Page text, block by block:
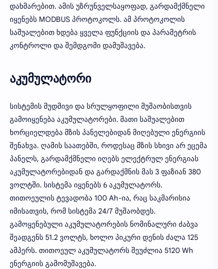
დახმარებით. ამის უზრუნველსაყოფად, გარდამქმნელი
იყენებს MODBUS პროტოკოლს. ამ პროტოკოლის
საშუალებით ხდება ყველა ფუნქციის და პარამეტრის
კონტროლი და შემდგომი დამუშავება.
აკუმულატორი
სისტემის მუდმივი და სრულყოფილი მუშაობისთვის
გამოიყენება აკუმულატორები. მათი საშუალებით
ხორციელდება მზის პანელებიდან მიღებული ენერგიის
შენახვა. ღამის საათებში, როდესაც მზის სხივი არ ეცემა
პანელს, გარდამქმნელი იღებს ელექტრულ ენერგიას
აკუმულატორებიდან და გარდაქმნის მას 3 ფაზიან 380
ვოლტში. სისტემა იყენებს 6 აკუმულატორს.
თითოეულის ტევადობა 100 Ah-ია, რაც საკმარისია
იმისათვის, რომ სისტემა 24/7 მუშაობდეს.
გამოყენებული აკუმულატორების ნომინალური ძაბვა
შეადგენს 51.2 ვოლტს, ხოლო პიკური დენის ძალა 125
ამპერს. თითოეულ აკუმულატორს შეუძლია 5120 Wh
ენერგიის გამომუშავება.